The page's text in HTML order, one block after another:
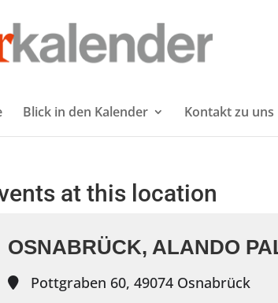
Blick in den Kalender Kontakt zu uns
at this location
OSNABRÜCK, ALANDO
Pottgraben 60, 49074 Osnabrück